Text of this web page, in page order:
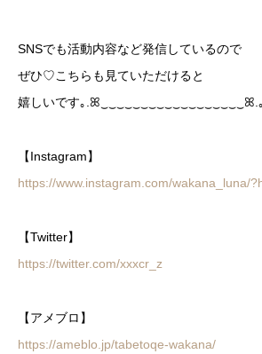
SNSでも活動内容など発信しているので
ぜひ♡こちらも見ていただけると
嬉しいです｡.ꕤ‿‿‿‿‿‿‿‿‿‿‿‿‿‿‿‿‿‿ꕤ.｡
【Instagram】
https://www.instagram.com/wakana_luna/
【Twitter】
https://twitter.com/xxxcr_z
【アメブロ】
https://ameblo.jp/tabetoqe-wakana/